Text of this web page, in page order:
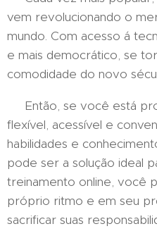
vem revolucionando o
mundo. Com acesso á
e mais democrático, se
comodidade do novo
Então, se você está
flexível, acessível e
habilidades e
pode ser a solução ideal
treinamento online, você
próprio ritmo e em seu
sacrificar suas